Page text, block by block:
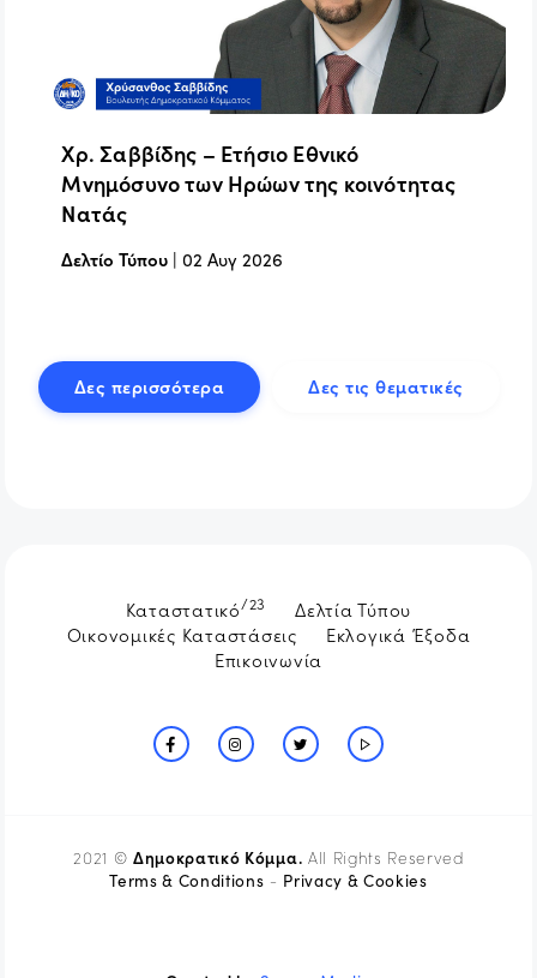
Χρ. Σαββίδης – Ετήσιο Εθνικό
Μνημόσυνο των Ηρώων της κοινότητας
Νατάς
Δελτίο Τύπου |02 Αυγ 2026
Δες περισσότερα Δες τις θεματικές
Καταστατικό/23
Δελτία Τύπου
Οικονομικές Καταστάσεις
Εκλογικά Έξοδα
Επικοινωνία
2021 ©Δημοκρατικό Κόμμα. All Rights Reserved
Terms & Conditions - Privacy & Cookies